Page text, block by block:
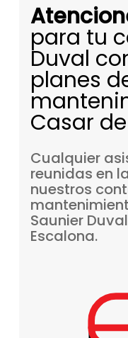
para tu
Duval
planes
Casar
Cualquier
reunidas en
nuestros
Saunier Duval
Escalona.